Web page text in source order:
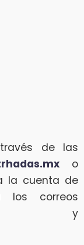
de las
o
la cuenta de
correos
y